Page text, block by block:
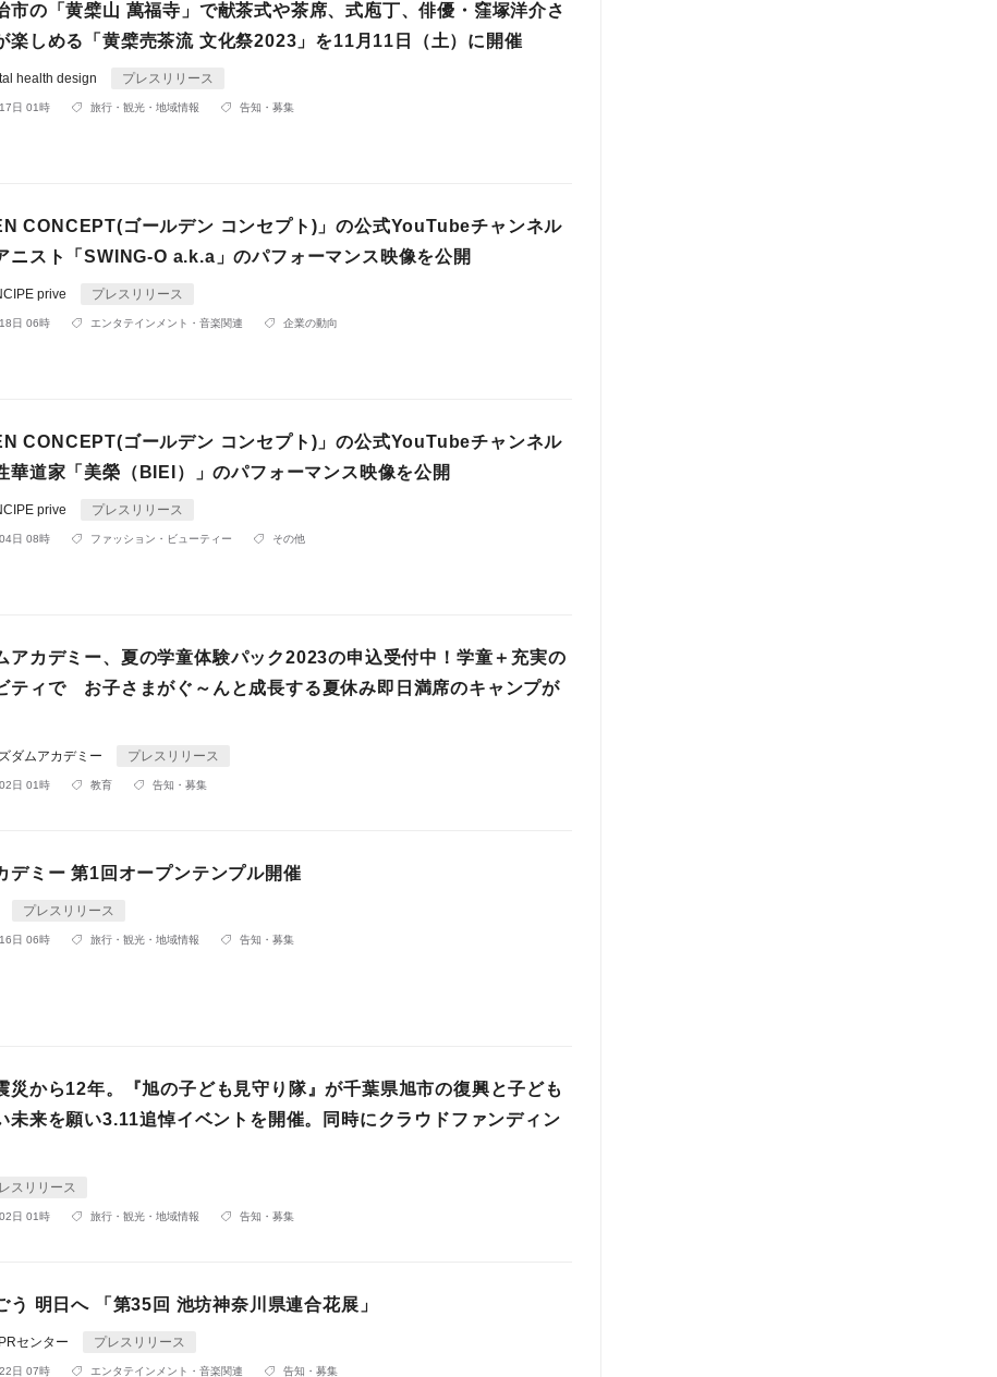
市の「黄檗山 萬福寺」で献茶式や茶席、式庖丁、俳優・窪塚洋介さ
楽しめる「黄檗売茶流 文化祭2023」を11月11日（土）に開催
health design プレスリリース
日 01時 旅行・観光・地域情報 告知・募集
CONCEPT(ゴールデン コンセプト)」の公式YouTubeチャンネル
ニスト「SWING-O a.k.a」のパフォーマンス映像を公開
prive プレスリリース
日 06時 エンタテインメント・音楽関連 企業の動向
CONCEPT(ゴールデン コンセプト)」の公式YouTubeチャンネル
華道家「美榮（BIEI）」のパフォーマンス映像を公開
prive プレスリリース
日 08時 ファッション・ビューティー その他
アカデミー、夏の学童体験パック2023の申込受付中！学童＋充実の
ティで お子さまがぐ～んと成長する夏休み即日満席のキャンプが
ダムアカデミー プレスリリース
日 01時 教育 告知・募集
デミー 第1回オープンテンプル開催
プレスリリース
日 06時 旅行・観光・地域情報 告知・募集
災から12年。『旭の子ども見守り隊』が千葉県旭市の復興と子ども
未来を願い3.11追悼イベントを開催。同時にクラウドファンディン
スリリース
日 01時 旅行・観光・地域情報 告知・募集
う 明日へ 「第35回 池坊神奈川県連合花展」
センター プレスリリース
日 07時 エンタテインメント・音楽関連 告知・募集